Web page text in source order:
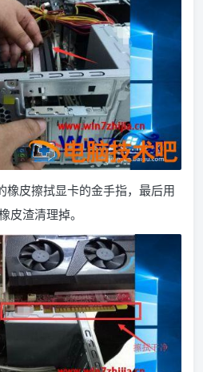
橡皮擦拭显卡的金手指，最后用
皮渣清理掉。